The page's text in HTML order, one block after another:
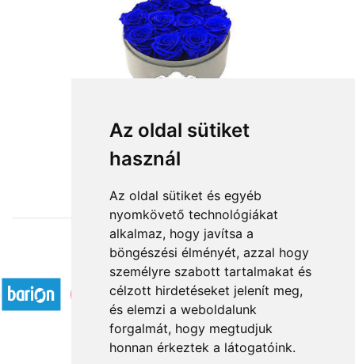
Az oldal sütiket
használ
Az oldal sütiket és egyéb
nyomkövető technológiákat
alkalmaz, hogy javítsa a
böngészési élményét, azzal hogy
személyre szabott tartalmakat és
célzott hirdetéseket jelenít meg,
és elemzi a weboldalunk
forgalmát, hogy megtudjuk
honnan érkeztek a látogatóink.
from HUF36,000
Accepted payment methods